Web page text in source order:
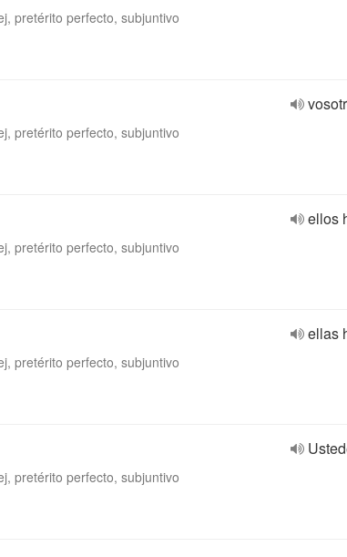
pretérito perfecto, subjuntivo
pretérito perfecto, subjuntivo
pretérito perfecto, subjuntivo
ellos
pretérito perfecto, subjuntivo
ellas
pretérito perfecto, subjuntivo